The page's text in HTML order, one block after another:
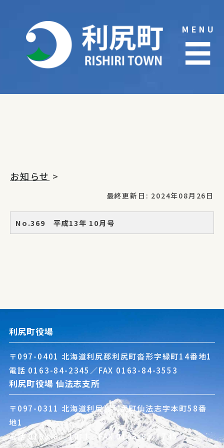
content
MENU
☰
お知らせ >
最終更新日: 2024年08月26日
No.369 平成13年 10月号
利尻町役場
〒097-0401 北海道利尻郡利尻町沓形字緑町14番地1
電話 0163-84-2345 ／FAX 0163-84-3553
利尻町役場 仙法志支所
〒097-0311 北海道利尻郡利尻町仙法志字本町58番
地1
電話0163-85-1011 ／FAX 0163-85-1745